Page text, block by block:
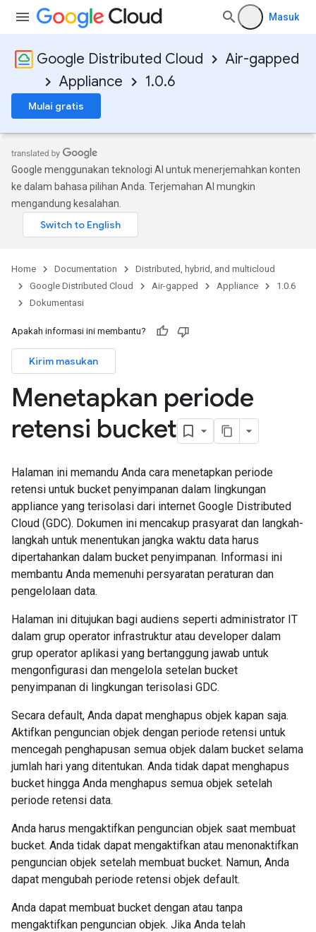
Masuk
Google Distributed Cloud
Air-gapped
Appliance
1.0.6
Mulai gratis
Google menggunakan teknologi AI untuk menerjemahkan konten
ke dalam bahasa pilihan Anda. Terjemahan AI mungkin
mengandung kesalahan.
Home Documentation
Distributed, hybrid, and multicloud
Google Distributed Cloud
Air-gapped Appliance
1.0.6
Dokumentasi
Apakah informasi ini membantu?
Kirim masukan
Menetapkan periode
retensi bucket
Halaman ini memandu Anda cara menetapkan periode
retensi untuk bucket penyimpanan dalam lingkungan
appliance yang terisolasi dari internet Google Distributed
Cloud (GDC). Dokumen ini mencakup prasyarat dan langkah-
langkah untuk menentukan jangka waktu data harus
dipertahankan dalam bucket penyimpanan. Informasi ini
membantu Anda memenuhi persyaratan peraturan dan
pengelolaan data.
Halaman ini ditujukan bagi audiens seperti administrator IT
dalam grup operator infrastruktur atau developer dalam
grup operator aplikasi yang bertanggung jawab untuk
mengonfigurasi dan mengelola setelan bucket
penyimpanan di lingkungan terisolasi GDC.
Secara default, Anda dapat menghapus objek kapan saja.
Aktifkan penguncian objek dengan periode retensi untuk
mencegah penghapusan semua objek dalam bucket selama
jumlah hari yang ditentukan. Anda tidak dapat menghapus
bucket hingga Anda menghapus semua objek setelah
periode retensi data.
Anda harus mengaktifkan penguncian objek saat membuat
bucket. Anda tidak dapat mengaktifkan atau menonaktifkan
penguncian objek setelah membuat bucket. Namun, Anda
dapat mengubah periode retensi objek default.
Anda dapat membuat bucket dengan atau tanpa
mengaktifkan penguncian objek. Jika Anda telah